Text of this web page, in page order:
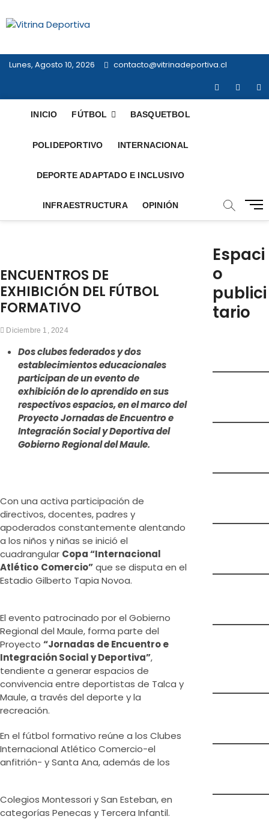
al
Deportiva
Lunes, Agosto 10, 2026 contacto@vitrinadeportiva.cl
facebooktwitter
INICIO FÚTBOL BASQUETBOL
POLIDEPORTIVO INTERNACIONAL
DEPORTE ADAPTADO E INCLUSIVO
INFRAESTRUCTURA OPINIÓN
B
n
e
m
e
ENCUENTROS DE
EXHIBICIÓN DEL FÚTBOL
FORMATIVO
Diciembre 1, 2024
Dos clubes federados y dos
establecimientos educacionales
participan de un evento de
exhibición de lo aprendido en sus
respectivos espacios, en el marco del
Proyecto Jornadas de Encuentro e
Integración Social y Deportiva del
Gobierno Regional del Maule.
Con una activa participación de
directivos, docentes, padres y
apoderados constantemente alentando
a los niños y niñas se inició el
cuadrangular Copa “Internacional
Atlético Comercio”que se disputa en el
Estadio Gilberto Tapia Novoa.
El evento patrocinado por el Gobierno
Regional del Maule, forma parte del
Proyecto “Jornadas de Encuentro e
Integración Social y Deportiva”,
tendiente a generar espacios de
convivencia entre deportistas de Talca y
Maule, a través del deporte y la
recreación.
En el fútbol formativo reúne a los Clubes
Internacional Atlético Comercio-el
anfitrión- y Santa Ana, además de los
Colegios Montessori y San Esteban, en
categorías Penecas y Tercera Infantil.
Espaci
o
publici
tario